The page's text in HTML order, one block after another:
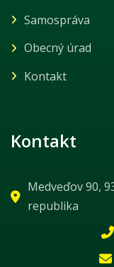
Samospráva
Obecný úrad
Kontakt
Kontakt
Medveďov 90,
republika